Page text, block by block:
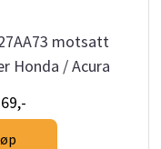
motsatt
Honda / Acura